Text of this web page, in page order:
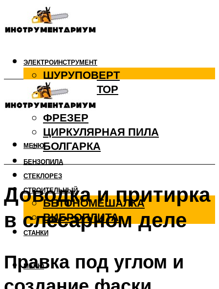
ЭЛЕКТРОИНСТРУМЕНТ
ШУРУПОВЕРТ
ПЕРФОРАТОР
ДРЕЛЬ
ФРЕЗЕР
ЦИРКУЛЯРНАЯ ПИЛА
БОЛГАРКА
БЕНЗОПИЛА
СТЕКЛОРЕЗ
СТРОИТЕЛЬНЫЙ
БЕТОНОМЕШАЛКА
ВИБРОПЛИТА
СТАНКИ
МЕНЮ
МЕНЮ
Доводка и притирка
в слесарном деле
Правка под углом и